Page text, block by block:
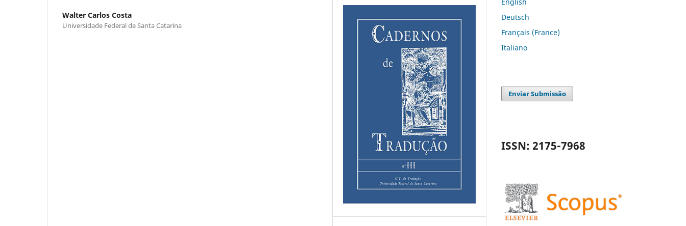
Walter Carlos Costa
Universidade Federal de Santa Catarina
Deutsch
Français (France)
Italiano
Enviar Submissão
ISSN: 2175-7968